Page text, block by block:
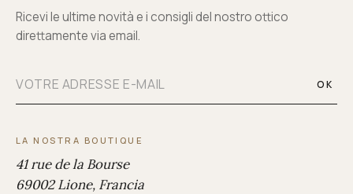
Ricevi le ultime novità e i consigli del nostro ottico
direttamente via email.
OK
LA NOSTRA BOUTIQUE
41 rue de la Bourse
69002 Lione, Francia